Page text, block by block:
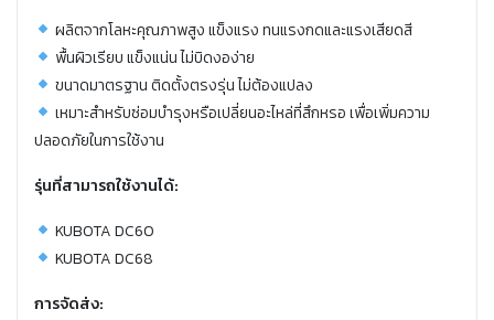
ผลิตจากโลหะคุณภาพสูง แข็งแรง ทนแรงกดและแรงเสียดสี
พื้นผิวเรียบ แข็งแน่น ไม่บิดงอง่าย
ขนาดมาตรฐาน ติดตั้งตรงรุ่น ไม่ต้องแปลง
เหมาะสำหรับซ่อมบำรุงหรือเปลี่ยนอะไหล่ที่สึกหรอ เพื่อเพิ่มความ
ปลอดภัยในการใช้งาน
รุ่นที่สามารถใช้งานได้:
KUBOTA DC60
KUBOTA DC68
การจัดส่ง: